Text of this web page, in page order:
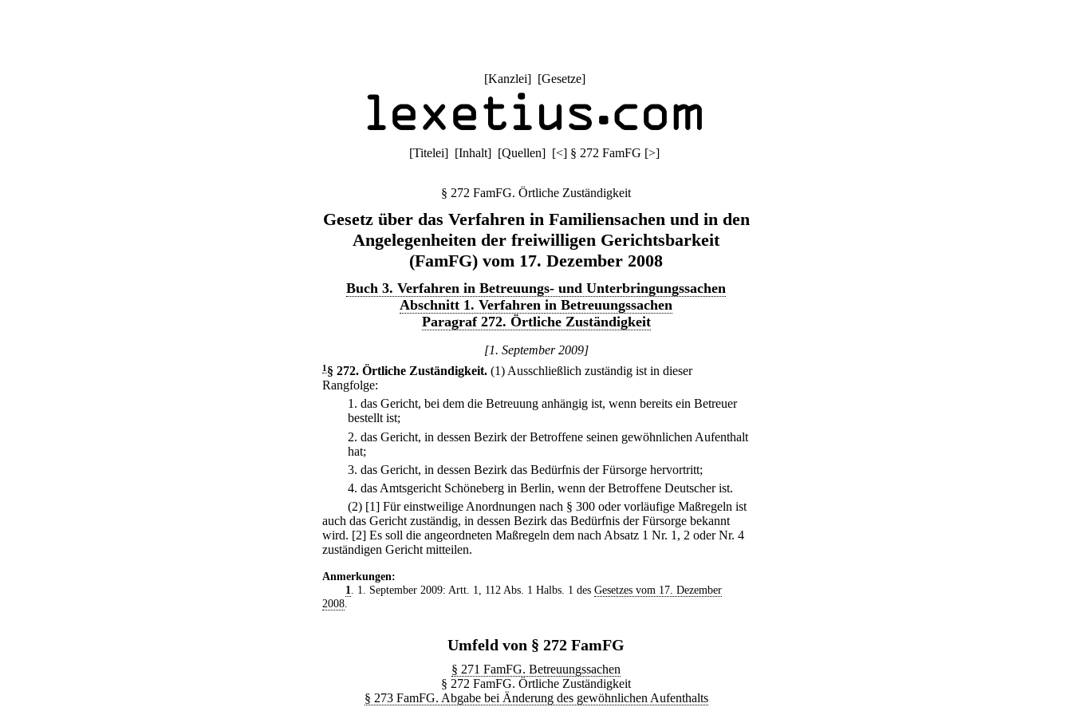
[Kanzlei] [Gesetze]
[Titelei] [Inhalt] [Quellen] [<] § 272 FamFG [>]
§ 272 FamFG. Örtliche Zuständigkeit
Gesetz über das Verfahren in Familiensachen und in den
Angelegenheiten der freiwilligen Gerichtsbarkeit
(FamFG) vom 17. Dezember 2008
Buch 3. Verfahren in Betreuungs- und Unterbringungssachen
Abschnitt 1. Verfahren in Betreuungssachen
Paragraf 272. Örtliche Zuständigkeit
[1. September 2009]
1 § 272. Örtliche Zuständigkeit. (1) Ausschließlich zuständig ist in dieser
Rangfolge:
1. das Gericht, bei dem die Betreuung anhängig ist, wenn bereits ein Betreuer
bestellt ist;
2. das Gericht, in dessen Bezirk der Betroffene seinen gewöhnlichen Aufenthalt
hat;
3. das Gericht, in dessen Bezirk das Bedürfnis der Fürsorge hervortritt;
4. das Amtsgericht Schöneberg in Berlin, wenn der Betroffene Deutscher ist.
(2) [1] Für einstweilige Anordnungen nach § 300 oder vorläufige Maßregeln ist
auch das Gericht zuständig, in dessen Bezirk das Bedürfnis der Fürsorge bekannt
wird. [2] Es soll die angeordneten Maßregeln dem nach Absatz 1 Nr. 1, 2 oder Nr. 4
zuständigen Gericht mitteilen.
Anmerkungen:
1. 1. September 2009: Artt. 1, 112 Abs. 1 Halbs. 1 des Gesetzes vom 17. Dezember
2008.
Umfeld von § 272 FamFG
§ 271 FamFG. Betreuungssachen
§ 272 FamFG. Örtliche Zuständigkeit
§ 273 FamFG. Abgabe bei Änderung des gewöhnlichen Aufenthalts